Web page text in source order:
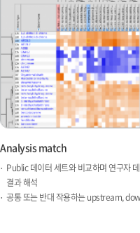
Analysis match
Public 데이터 세트와 비교하며 연구자
결과 해석
공통 또는 반대 작용하는 upstream,